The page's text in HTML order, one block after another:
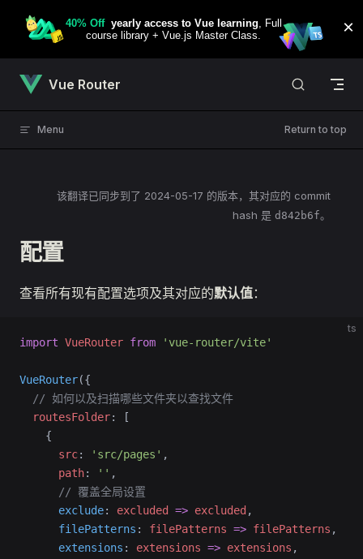
Skip to content
Vue Router
Menu Return to top
该翻译已同步到了 2024-05-17 的版本，其对应的 commit
hash 是 d842b6f。
配置
查看所有现有配置选项及其对应的默认值：
ts
import VueRouter from 'vue-router/vite'
VueRouter({
  // 如何以及扫描哪些文件夹以查找文件
  routesFolder
: [
    {
      src
: 'src/pages' ,
      path
: '' ,
      // 覆盖全局设置
      exclude
: excluded => excluded ,
      filePatterns
: filePatterns => filePatterns ,
      extensions
: extensions => extensions ,